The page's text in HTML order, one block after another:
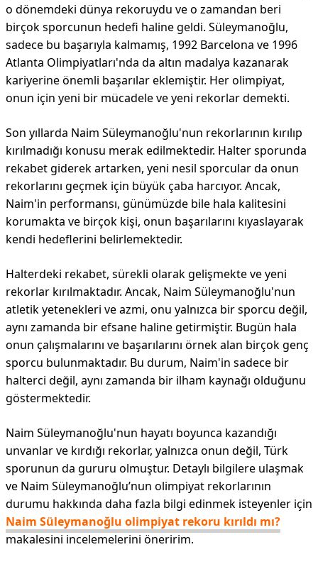
o dönemdeki dünya rekoruydu ve o zamandan beri
birçok sporcunun hedefi haline geldi. Süleymanoğlu,
sadece bu başarıyla kalmamış, 1992 Barcelona ve 1996
Atlanta Olimpiyatları'nda da altın madalya kazanarak
kariyerine önemli başarılar eklemiştir. Her olimpiyat,
onun için yeni bir mücadele ve yeni rekorlar demekti.
Son yıllarda Naim Süleymanoğlu'nun rekorlarının kırılıp
kırılmadığı konusu merak edilmektedir. Halter sporunda
rekabet giderek artarken, yeni nesil sporcular da onun
rekorlarını geçmek için büyük çaba harcıyor. Ancak,
Naim'in performansı, günümüzde bile hala kalitesini
korumakta ve birçok kişi, onun başarılarını kıyaslayarak
kendi hedeflerini belirlemektedir.
Halterdeki rekabet, sürekli olarak gelişmekte ve yeni
rekorlar kırılmaktadır. Ancak, Naim Süleymanoğlu'nun
atletik yetenekleri ve azmi, onu yalnızca bir sporcu değil,
aynı zamanda bir efsane haline getirmiştir. Bugün hala
onun çalışmalarını ve başarılarını örnek alan birçok genç
sporcu bulunmaktadır. Bu durum, Naim'in sadece bir
halterci değil, aynı zamanda bir ilham kaynağı olduğunu
göstermektedir.
Naim Süleymanoğlu'nun hayatı boyunca kazandığı
unvanlar ve kırdığı rekorlar, yalnızca onun değil, Türk
sporunun da gururu olmuştur. Detaylı bilgilere ulaşmak
ve Naim Süleymanoğlu’nun olimpiyat rekorlarının
durumu hakkında daha fazla bilgi edinmek isteyenler için
Naim Süleymanoğlu olimpiyat rekoru kırıldı mı?
makalesini incelemelerini öneririm.